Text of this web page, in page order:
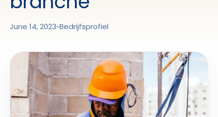
June 14, 2023•Bedrijfsprofiel